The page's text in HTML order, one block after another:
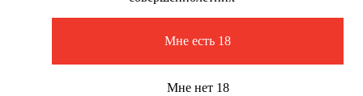
Мне есть 18
Мне нет 18